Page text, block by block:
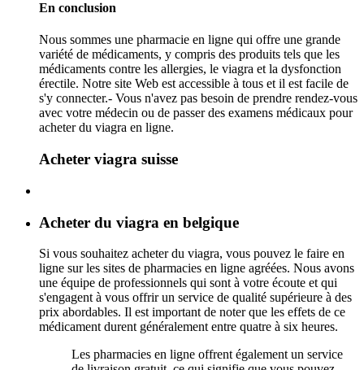
En conclusion
Nous sommes une pharmacie en ligne qui offre une grande
variété de médicaments, y compris des produits tels que les
médicaments contre les allergies, le viagra et la dysfonction
érectile. Notre site Web est accessible à tous et il est facile de
s'y connecter.- Vous n'avez pas besoin de prendre rendez-vous
avec votre médecin ou de passer des examens médicaux pour
acheter du viagra en ligne.
Acheter viagra suisse
Acheter du viagra en belgique
Si vous souhaitez acheter du viagra, vous pouvez le faire en
ligne sur les sites de pharmacies en ligne agréées. Nous avons
une équipe de professionnels qui sont à votre écoute et qui
s'engagent à vous offrir un service de qualité supérieure à des
prix abordables. Il est important de noter que les effets de ce
médicament durent généralement entre quatre à six heures.
Les pharmacies en ligne offrent également un service